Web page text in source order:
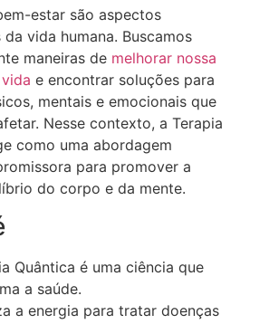
estar são aspectos
vida humana. Buscamos
maneiras de melhorar nossa
e encontrar soluções para
mentais e emocionais que
Nesse contexto, a Terapia
como uma abordagem
para promover a
do corpo e da mente.
Quântica é uma ciência que
a saúde.
a energia para tratar doenças